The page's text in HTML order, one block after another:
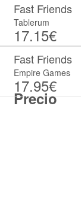
Precio
Fast Friends
Tablerum
17.15€
Fast Friends
Empire Games
17.95€